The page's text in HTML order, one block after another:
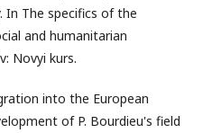
The specifics of the
and humanitarian
Novyi kurs.
into the European
of P. Bourdieu's field